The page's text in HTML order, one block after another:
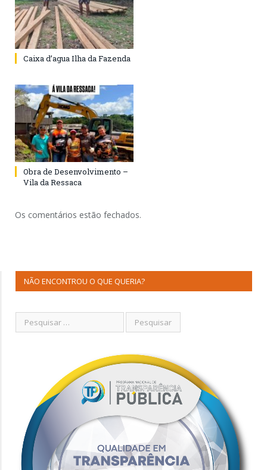
Caixa d’agua Ilha da Fazenda
Obra de Desenvolvimento –
Vila da Ressaca
Os comentários estão fechados.
NÃO ENCONTROU O QUE QUERIA?